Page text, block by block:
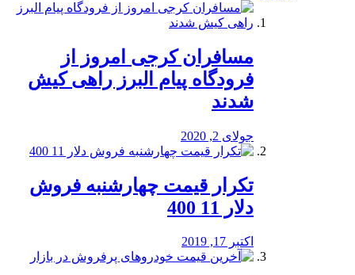
مسافران کرجی امروز از
فرودگاه پیام البرز راهی کیش
شدند
جولای 2, 2020
تکرار قیمت چهارشنبه فروش
دلار 11 400
اکتبر 17, 2019